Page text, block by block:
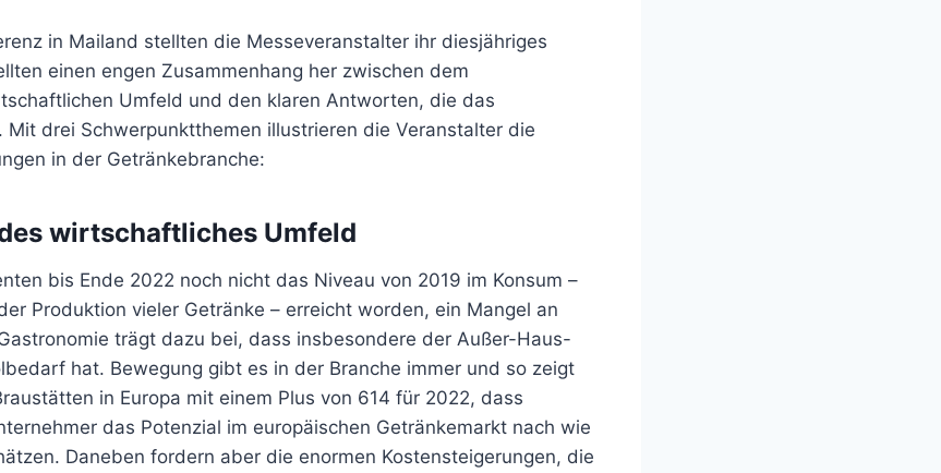
in Mailand stellten die Messeveranstalter ihr diesjähriges
einen engen Zusammenhang her zwischen dem
Umfeld und den klaren Antworten, die das
drei Schwerpunktthemen illustrieren die Veranstalter die
in der Getränkebranche:
wirtschaftliches Umfeld
bis Ende 2022 noch nicht das Niveau von 2019 im Konsum –
Produktion vieler Getränke – erreicht worden, ein Mangel an
trägt dazu bei, dass insbesondere der Außer-Haus-
hat. Bewegung gibt es in der Branche immer und so zeigt
in Europa mit einem Plus von 614 für 2022, dass
das Potenzial im europäischen Getränkemarkt nach wie
Daneben fordern aber die enormen Kostensteigerungen, die